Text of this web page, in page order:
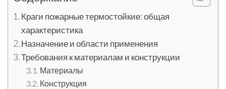
Краги пожарные термостойкие: общая
характеристика
Назначение и области применения
Требования к материалам и конструкции
Материалы
Конструкция